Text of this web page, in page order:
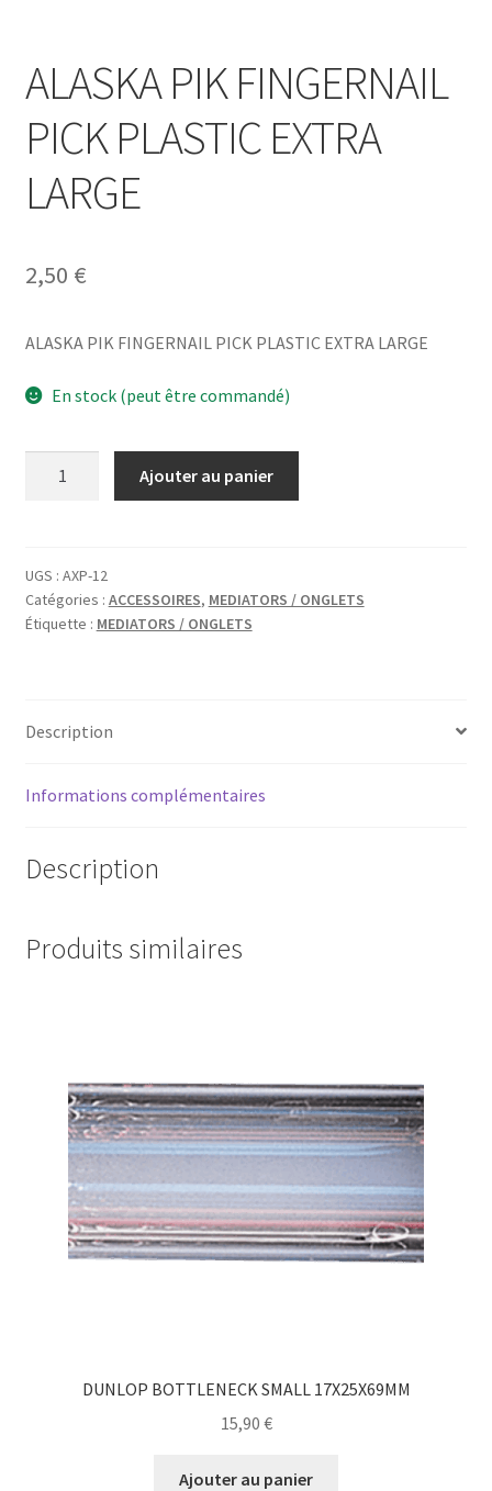
ALASKA PIK FINGERNAIL
PICK PLASTIC EXTRA
LARGE
2,50 €
ALASKA PIK FINGERNAIL PICK PLASTIC EXTRA LARGE
En stock (peut être commandé)
FINGERNAIL
PICK
PLASTIC
Ajouter au panier
UGS : AXP-12
Catégories : ACCESSOIRES, MEDIATORS / ONGLETS
Étiquette : MEDIATORS / ONGLETS
Description
Informations complémentaires
Description
Produits similaires
DUNLOP BOTTLENECK SMALL 17X25X69MM
15,90 €
Ajouter au panier